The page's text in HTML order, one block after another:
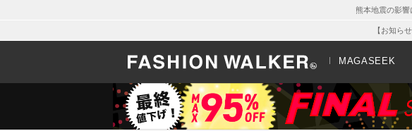
熊本地震の影
【お知ら
MAGASEEK